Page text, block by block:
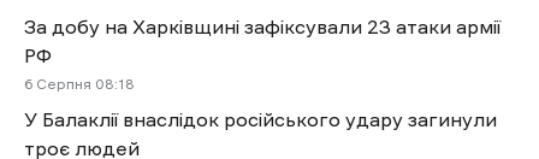
За добу на Харківщині зафіксували 23 атаки армії
РФ
6 Cерпня 08:18
У Балаклії внаслідок російського удару загинули
троє людей